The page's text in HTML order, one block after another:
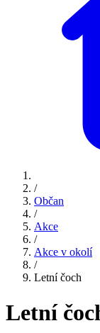
/
Občan
/
Akce
/
Akce v okolí
/
Letní čoch
Letní